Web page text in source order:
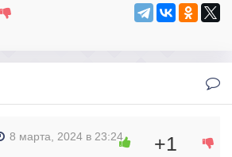
8 марта, 2024 в 23:24 +1